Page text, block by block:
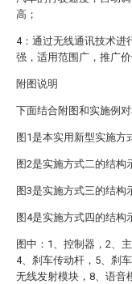
高；
4：通过无线通讯技术进
强，适用范围广，推广价
附图说明
下面结合附图和实施例
图1是本实用新型实施方
图2是实施方式二的结构
图3是实施方式三的结构
图4是实施方式四的结构
图中：1、控制器，2、
4、刹车传动杆，5、刹
无线发射模块，8、语音